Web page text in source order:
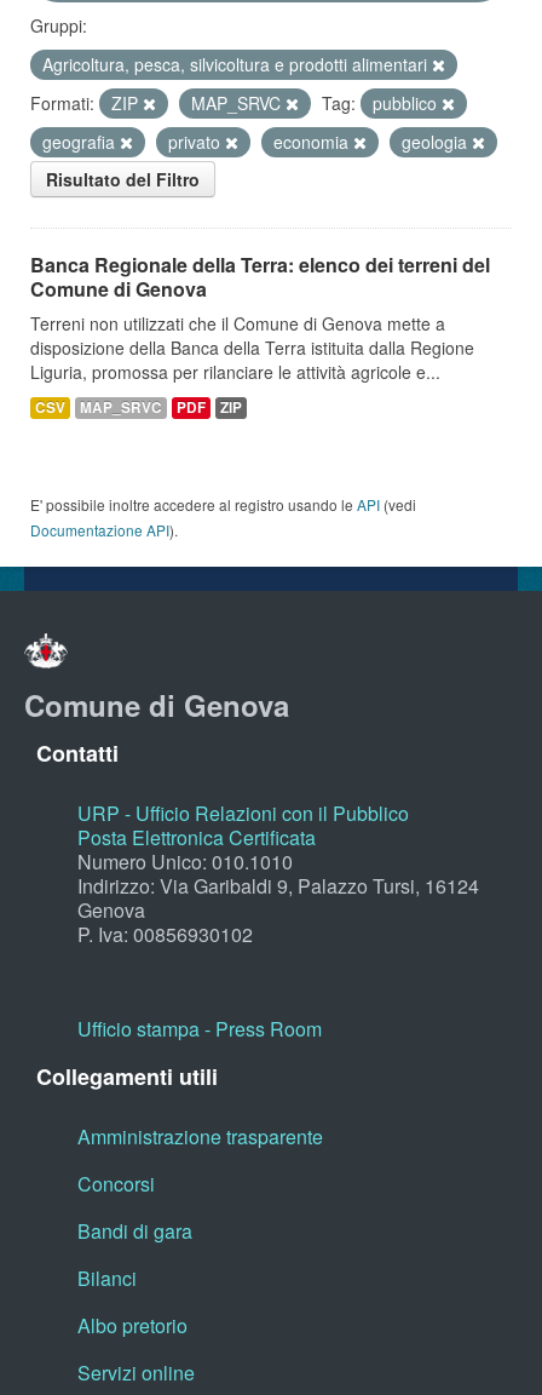
Gruppi:
Agricoltura, pesca, silvicoltura e prodotti alimentari
Formati:
ZIP MAP_SRVC Tag:
pubblico
geografia
privato economia
geologia
Risultato del Filtro
Banca Regionale della Terra: elenco dei terreni del
Comune di Genova
Terreni non utilizzati che il Comune di Genova mette a
disposizione della Banca della Terra istituita dalla Regione
Liguria, promossa per rilanciare le attività agricole e...
CSV MAP_SRVC PDF ZIP
E' possibile inoltre accedere al registro usando le API (vedi
Documentazione API).
Comune di Genova
Contatti
URP - Ufficio Relazioni con il Pubblico
Posta Elettronica Certificata
Numero Unico: 010.1010
Indirizzo: Via Garibaldi 9, Palazzo Tursi, 16124
Genova
P. Iva: 00856930102
Ufficio stampa - Press Room
Collegamenti utili
Amministrazione trasparente
Concorsi
Bandi di gara
Bilanci
Albo pretorio
Servizi online